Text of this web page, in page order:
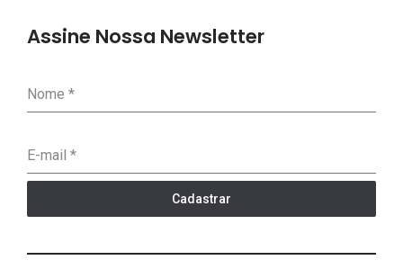
Assine Nossa Newsletter
Nome *
E-mail *
Cadastrar